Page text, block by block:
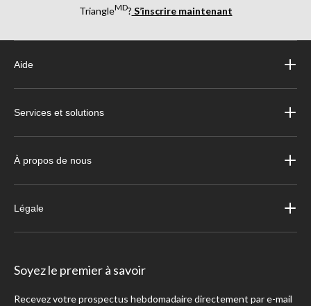
TriangleMD? S’inscrire maintenant
Aide
Services et solutions
À propos de nous
Légale
Soyez le premier à savoir
Recevez votre prospectus hebdomadaire directement par e-mail